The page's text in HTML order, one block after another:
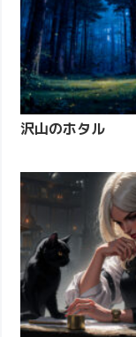
沢山のホタル